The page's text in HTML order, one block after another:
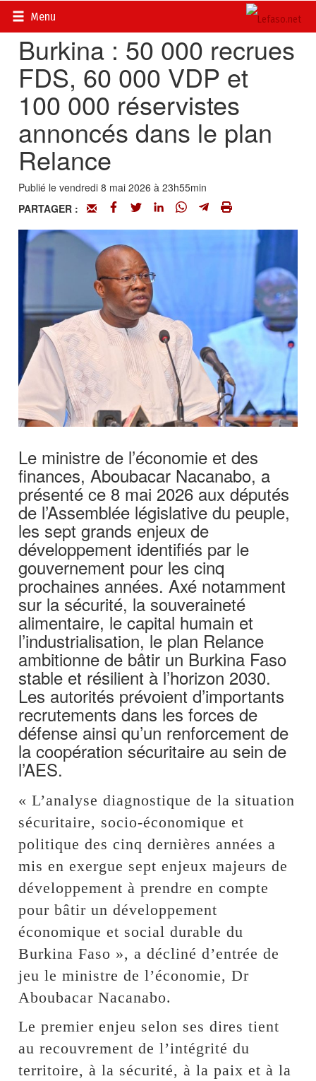
Menu
Accueil>
Burkina : 50 000 recrues
FDS, 60 000 VDP et
100 000 réservistes
annoncés dans le plan
Relance
Publié le vendredi 8 mai 2026 à 23h55min
PARTAGER :
Le ministre de l’économie et des
finances, Aboubacar Nacanabo, a
présenté ce 8 mai 2026 aux députés
de l’Assemblée législative du peuple,
les sept grands enjeux de
développement identifiés par le
gouvernement pour les cinq
prochaines années. Axé notamment
sur la sécurité, la souveraineté
alimentaire, le capital humain et
l’industrialisation, le plan Relance
ambitionne de bâtir un Burkina Faso
stable et résilient à l’horizon 2030.
Les autorités prévoient d’importants
recrutements dans les forces de
défense ainsi qu’un renforcement de
la coopération sécuritaire au sein de
l’AES.
« L’analyse diagnostique de la situation
sécuritaire, socio-économique et
politique des cinq dernières années a
mis en exergue sept enjeux majeurs de
développement à prendre en compte
pour bâtir un développement
économique et social durable du
Burkina Faso », a décliné d’entrée de
jeu le ministre de l’économie, Dr
Aboubacar Nacanabo.
Le premier enjeu selon ses dires tient
au recouvrement de l’intégrité du
territoire, à la sécurité, à la paix et à la